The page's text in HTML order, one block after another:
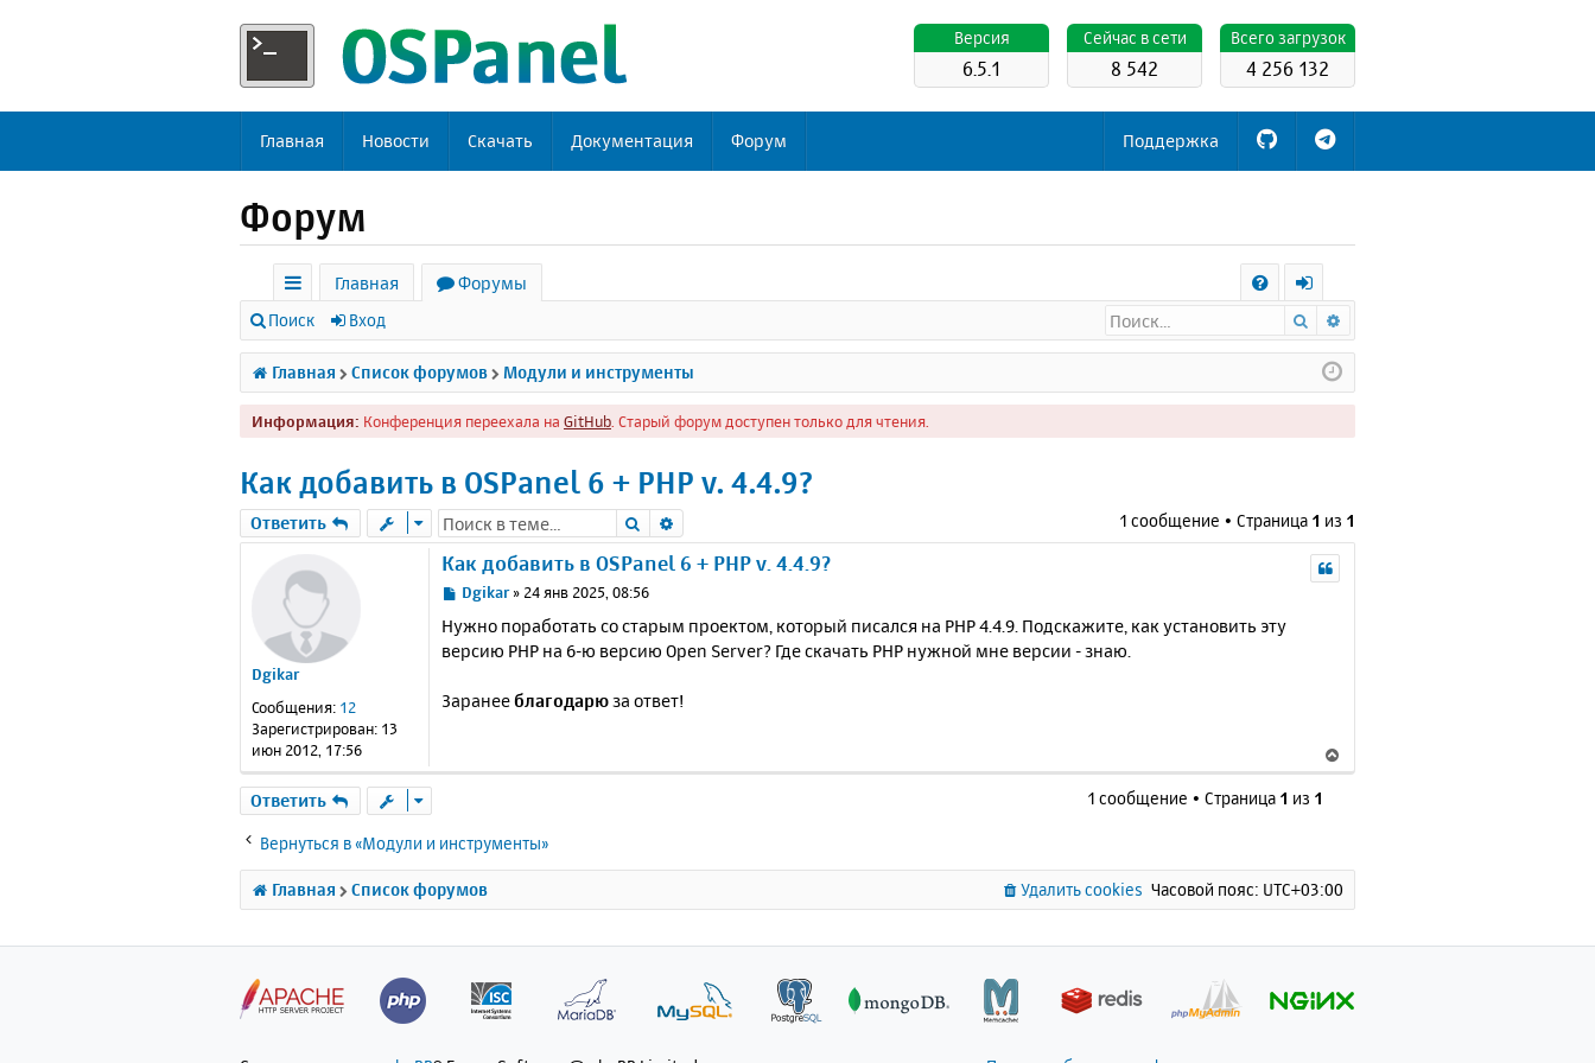
Всего загрузок
4 256 132
Cейчас в сети
8 542
Версия
6.5.1
Главная Новости Скачать Документация Форум Поддержка
Форум
с
ы
л
к
Главная
Форумы
Q
х
о
д
Поиск Вход Поиск
Главная Список форумов Модули и инструменты
Информация: Конференция переехала на GitHub . Старый форум доступен только для чтения.
Как добавить в OSPanel 6 + PHP v. 4.4.9?
Ответить Поиск 1 сообщение • Страница 1 из 1
Dgikar
Сообщения: 12
Зарегистрирован: 13
июн 2012, 17:56
Как добавить в OSPanel 6 + PHP v. 4.4.9?
С
о
б
е
Dgikar» 24 янв 2025, 08:56
Нужно поработать со старым проектом, который писался на PHP 4.4.9. Подскажите, как установить эту
версию PHP на 6-ю версию Open Server? Где скачать PHP нужной мне версии - знаю.
Заранееблагодарюза ответ!
е
т
с
а
Ответить 1 сообщение • Страница 1 из 1
Вернуться в «Модули и инструменты»
Главная Список форумов Часовой пояс: UTC+03:00
Удалить cookies